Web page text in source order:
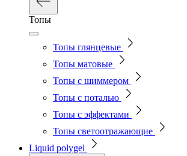
Топы
Топы глянцевые
Топы матовые
Топы с шиммером
Топы с поталью
Топы с эффектами
Топы светоотражающие
Liquid polygel